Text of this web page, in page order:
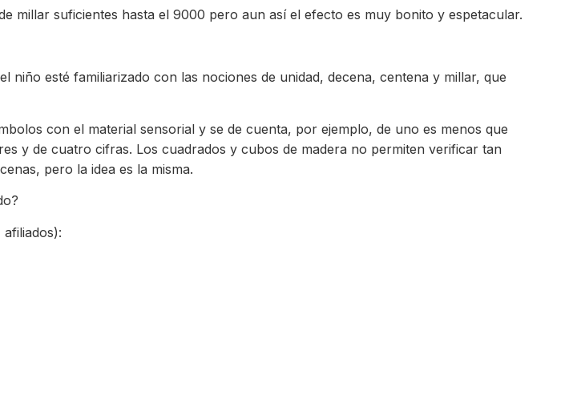
millar suficientes hasta el 9000 pero aun así el efecto es muy bonito y espetacular.
esté familiarizado con las nociones de unidad, decena, centena y millar, que
con el material sensorial y se de cuenta, por ejemplo, de uno es menos que
y de cuatro cifras. Los cuadrados y cubos de madera no permiten verificar tan
pero la idea es la misma.